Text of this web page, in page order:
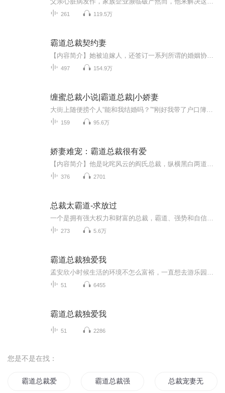
261 119.5万
霸道总裁契约妻
497 154.9万
缠蜜总裁小说|霸道总裁|小娇妻
159 95.6万
娇妻难宠：霸道总裁很有爱
376 2701
总裁太霸道-求放过
273 5.6万
霸道总裁独爱我
51 6455
霸道总裁独爱我
51 2286
您是不是在找：
霸道总裁爱上我之宠妻无度霸道总裁强宠妻 总裁宠妻无度